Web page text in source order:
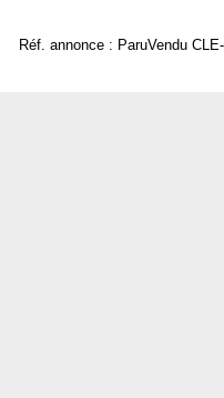
Réf. annonce : ParuVendu